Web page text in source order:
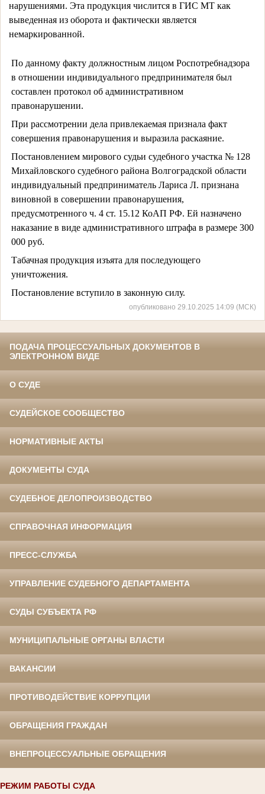
нарушениями. Эта продукция числится в ГИС МТ как
выведенная из оборота и фактически является
немаркированной.
По данному факту должностным лицом Роспотребнадзора
в отношении индивидуального предпринимателя был
составлен протокол об административном
правонарушении.
При рассмотрении дела привлекаемая признала факт
совершения правонарушения и выразила раскаяние.
Постановлением мирового судьи судебного участка № 128
Михайловского судебного района Волгоградской области
индивидуальный предприниматель Лариса Л. признана
виновной в совершении правонарушения,
предусмотренного ч. 4 ст. 15.12 КоАП РФ. Ей назначено
наказание в виде административного штрафа в размере 300
000 руб.
Табачная продукция изъята для последующего
уничтожения.
Постановление вступило в законную силу.
опубликовано 29.10.2025 14:09 (МСК)
ПОДАЧА ПРОЦЕССУАЛЬНЫХ ДОКУМЕНТОВ В
ЭЛЕКТРОННОМ ВИДЕ
О СУДЕ
СУДЕЙСКОЕ СООБЩЕСТВО
НОРМАТИВНЫЕ АКТЫ
ДОКУМЕНТЫ СУДА
СУДЕБНОЕ ДЕЛОПРОИЗВОДСТВО
СПРАВОЧНАЯ ИНФОРМАЦИЯ
ПРЕСС-СЛУЖБА
УПРАВЛЕНИЕ СУДЕБНОГО ДЕПАРТАМЕНТА
СУДЫ СУБЪЕКТА РФ
МУНИЦИПАЛЬНЫЕ ОРГАНЫ ВЛАСТИ
ВАКАНСИИ
ПРОТИВОДЕЙСТВИЕ КОРРУПЦИИ
ОБРАЩЕНИЯ ГРАЖДАН
ВНЕПРОЦЕССУАЛЬНЫЕ ОБРАЩЕНИЯ
РЕЖИМ РАБОТЫ СУДА